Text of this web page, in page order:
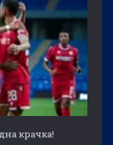
крачка!